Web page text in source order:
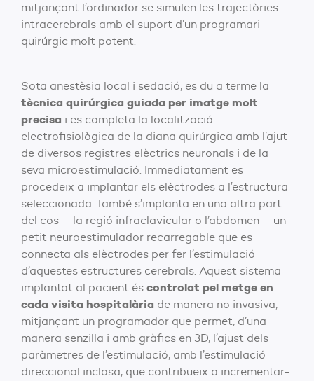
mitjançant l’ordinador se simulen les trajectòries
intracerebrals amb el suport d’un programari
quirúrgic molt potent.
Sota anestèsia local i sedació, es du a terme la
tècnica quirúrgica guiada per imatge molt
precisa i es completa la localització
electrofisiològica de la diana quirúrgica amb l’ajut
de diversos registres elèctrics neuronals i de la
seva microestimulació. Immediatament es
procedeix a implantar els elèctrodes a l’estructura
seleccionada. També s’implanta en una altra part
del cos —la regió infraclavicular o l’abdomen— un
petit neuroestimulador recarregable que es
connecta als elèctrodes per fer l’estimulació
d’aquestes estructures cerebrals. Aquest sistema
implantat al pacient és controlat pel metge en
cada visita hospitalària de manera no invasiva,
mitjançant un programador que permet, d’una
manera senzilla i amb gràfics en 3D, l’ajust dels
paràmetres de l’estimulació, amb l’estimulació
direccional inclosa, que contribueix a incrementar-